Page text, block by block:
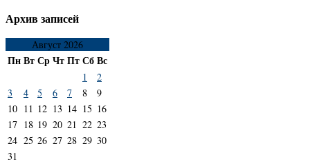
Архив записей
Август 2026
ПнВтСрЧтПтСбВс
1
2
3
4 5 6 7 8
9
10 11 12 13 14 15 16
17 18 19 20 21 22 23
24 25 26 27 28 29 30
31